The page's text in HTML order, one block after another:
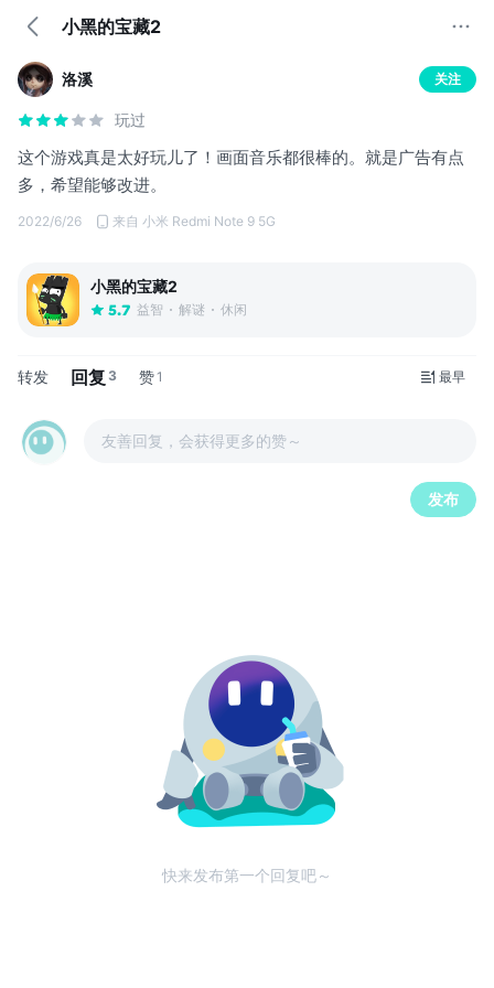
小黑的宝藏2
洛溪 关注
玩过
这个游戏真是太好玩儿了！画面音乐都很棒的。就是广告有点
多，希望能够改进。
2022/6/26 来自 小米 Redmi Note 9 5G
小黑的宝藏2
5.7 益智 解谜 休闲
转发 回复 3 赞1 最早
友善回复，会获得更多的赞～
发布
快来发布第一个回复吧～